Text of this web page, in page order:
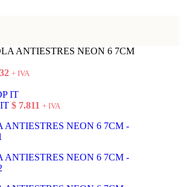
ANTIESTRES NEON 6 7CM
+ IVA
$ 7.811 + IVA